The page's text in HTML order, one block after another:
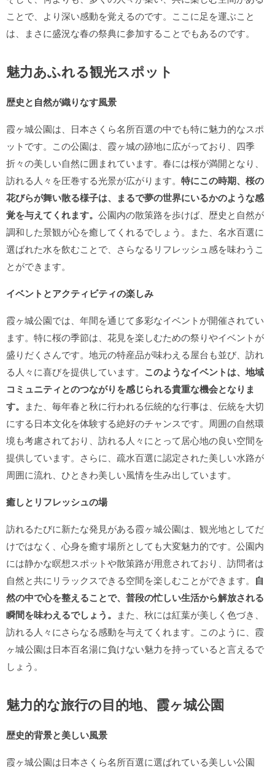
ことで、より深い感動を覚えるのです。ここに足を運ぶこと
は、まさに盛況な春の祭典に参加することでもあるのです。
魅力あふれる観光スポット
歴史と自然が織りなす風景
霞ヶ城公園は、日本さくら名所百選の中でも特に魅力的なスポ
ットです。この公園は、霞ヶ城の跡地に広がっており、四季
折々の美しい自然に囲まれています。春には桜が満開となり、
訪れる人々を圧巻する光景が広がります。 特にこの時期、桜の
花びらが舞い散る様子は、まるで夢の世界にいるかのような感
覚を与えてくれます。 公園内の散策路を歩けば、歴史と自然が
調和した景観が心を癒してくれるでしょう。また、名水百選に
選ばれた水を飲むことで、さらなるリフレッシュ感を味わうこ
とができます。
イベントとアクティビティの楽しみ
霞ヶ城公園では、年間を通じて多彩なイベントが開催されてい
ます。特に桜の季節は、花見を楽しむための祭りやイベントが
盛りだくさんです。地元の特産品が味わえる屋台も並び、訪れ
る人々に喜びを提供しています。 このようなイベントは、地域
コミュニティとのつながりを感じられる貴重な機会となりま
す。 また、毎年春と秋に行われる伝統的な行事は、伝統を大切
にする日本文化を体験する絶好のチャンスです。周囲の自然環
境も考慮されており、訪れる人々にとって居心地の良い空間を
提供しています。さらに、疏水百選に認定された美しい水路が
周囲に流れ、ひときわ美しい風情を生み出しています。
癒しとリフレッシュの場
訪れるたびに新たな発見がある霞ヶ城公園は、観光地としてだ
けではなく、心身を癒す場所としても大変魅力的です。公園内
には静かな瞑想スポットや散策路が用意されており、訪問者は
自然と共にリラックスできる空間を楽しむことができます。 自
然の中で心を整えることで、普段の忙しい生活から解放される
瞬間を味わえるでしょう。 また、秋には紅葉が美しく色づき、
訪れる人々にさらなる感動を与えてくれます。このように、霞
ヶ城公園は日本百名湯に負けない魅力を持っていると言えるで
しょう。
魅力的な旅行の目的地、霞ヶ城公園
歴史的背景と美しい風景
霞ヶ城公園は日本さくら名所百選に選ばれている美しい公園